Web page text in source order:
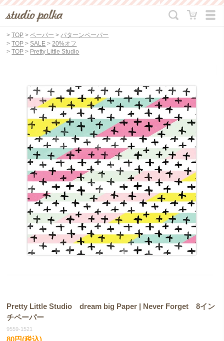
>TOP >ペーパー >パターンペーパー
>TOP > SALE >20%オフ
>TOP > Pretty Little Studio
Pretty Little Studio dream big Paper | Never Forget 8イン
チペーパー
9559-1521
80円(税込)